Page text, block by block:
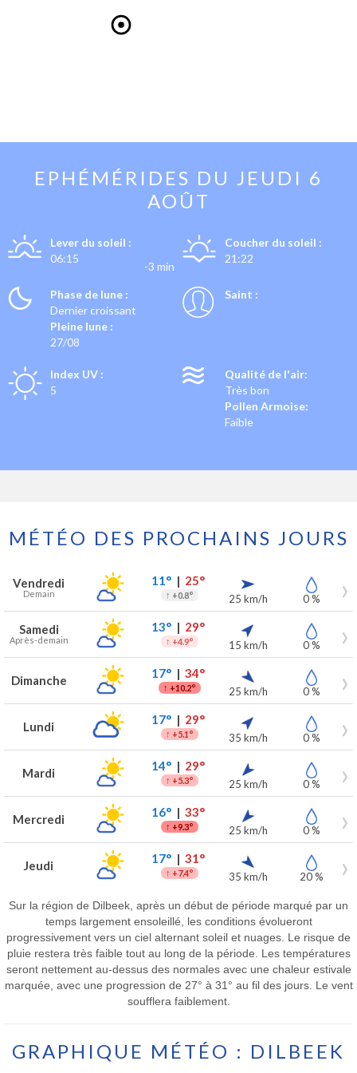
EPHÉMÉRIDES DU JEUDI 6
AOÛT
Lever du soleil :
06:15
-3 min
Coucher du soleil :
21:22
Phase de lune :
Dernier croissant
Pleine lune :
27/08
Saint :
Index UV :
5
Qualité de l'air:
Très bon
Pollen Armoise:
Faible
MÉTÉO DES PROCHAINS JOURS
Prévisions météo à Dilbeek pour les 7 prochains jours
Jour Météo Températures Vent Précipitations
Vendredi
Demain
11°| 25°
↑ +0.8° 25 km/h 0 %
Samedi
Après-demain
13°| 29°
↑ +4.9° 15 km/h 0 %
Dimanche 17°| 34°
↑ +10.2° 25 km/h 0 %
Lundi 17°| 29°
↑ +5.1° 35 km/h 0 %
Mardi 14°| 29°
↑ +5.3° 25 km/h 0 %
Mercredi 16°| 33°
↑ +9.3° 25 km/h 0 %
Jeudi 17°| 31°
↑ +7.4° 35 km/h 20 %
Sur la région de Dilbeek, après un début de période marqué par un
temps largement ensoleillé, les conditions évolueront
progressivement vers un ciel alternant soleil et nuages. Le risque de
pluie restera très faible tout au long de la période. Les températures
seront nettement au-dessus des normales avec une chaleur estivale
marquée, avec une progression de 27° à 31° au fil des jours. Le vent
soufflera faiblement.
GRAPHIQUE MÉTÉO : DILBEEK